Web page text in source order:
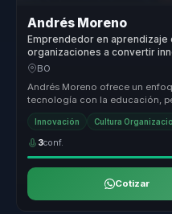
Andrés Moreno
Emprendedor en aprendizaje
organizaciones a convertir
innovación, talento y
BO
Andrés Moreno ofrece un
tecnología con la educación,
transformar sus mo...
Innovación Cultura
3conf.
Cotizar